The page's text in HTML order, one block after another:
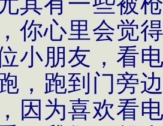
你心里会觉
小朋友，看
，跑到门旁
因为喜欢看